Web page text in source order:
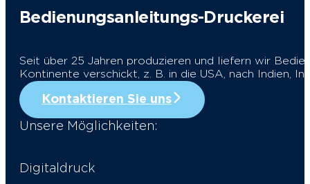
Bedienungsanleitungs-Druckerei
Seit über 25 Jahren produzieren und liefern wir
Kontinente verschickt, z. B. in die USA, nach Indien,
Kontaktieren Sie uns
Unsere Möglichkeiten:
Digitaldruck